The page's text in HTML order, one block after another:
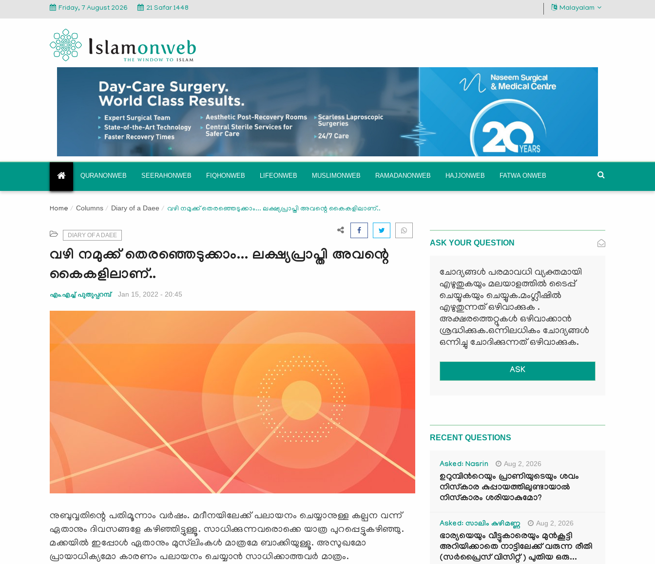
Friday, 7 August 2026 21 Safar 1448 Malayalam
QURANONWEB SEERAHONWEB FIQHONWEB LIFEONWEB MUSLIMONWEB RAMADANONWEB HAJJONWEB FATWA ONWEB
Home Columns Diary of a Daee വഴി നമുക്ക് തെരഞ്ഞെടുക്കാം... ലക്ഷ്യപ്രാപ്തി അവന്റെ കൈകളിലാണ്..
DIARY OF A DAEE
വഴി നമുക്ക് തെരഞ്ഞെടുക്കാം... ലക്ഷ്യപ്രാപ്തി അവന്റെ
കൈകളിലാണ്..
എം.എച്ച് പുതുപ്പറമ്പ് Jan 15, 2022 - 20:45
നുബുവ്വതിന്റെ പതിമൂന്നാം വര്‍ഷം. മദീനയിലേക്ക് പലായനം ചെയ്യാനുള്ള കല്പന വന്ന്
ഏതാനും ദിവസങ്ങളേ കഴിഞ്ഞിട്ടുള്ളൂ. സാധിക്കുന്നവരൊക്കെ യാത്ര പുറപ്പെട്ടുകഴിഞ്ഞു.
മക്കയില്‍ ഇപ്പോള്‍ ഏതാനും മുസ്‍ലിംകള്‍ മാത്രമേ ബാക്കിയുള്ളൂ. അസുഖമോ
പ്രായാധിക്യമോ കാരണം പലായനം ചെയ്യാന്‍ സാധിക്കാത്തവര്‍ മാത്രം.
ASK YOUR QUESTION
ചോദ്യങ്ങള്‍ പരമാവധി വ്യക്തമായി
എഴുതുകയും മലയാളത്തില്‍ ടൈപ്പ്
ചെയ്യുകയും ചെയ്യുക.മംഗ്ലീഷില്‍
എഴുതുന്നത് ഒഴിവാക്കുക .
അക്ഷരത്തെറ്റുകള്‍ ഒഴിവാക്കാന്‍
ശ്രദ്ധിക്കുക.ഒന്നിലധികം ചോദ്യങ്ങള്‍
ഒന്നിച്ചു ചോദിക്കുന്നത് ഒഴിവാക്കുക.
ASK
RECENT QUESTIONS
Asked: Nasrin Aug 2, 2026
ഉറുമ്പിന്‍റെയും പ്രാണിയുടെയും ശവം
നിസ്കാര കുപ്പായത്തിലുണ്ടായാൽ
നിസ്കാരം ശരിയാകുമോ?
Asked: സാലിം കുഴിമണ്ണ Aug 2, 2026
ഭാര്യയെയും വീട്ടുകാരെയും മുൻകൂട്ടി
അറിയിക്കാതെ നാട്ടിലേക്ക് വരുന്ന രീതി
(സർപ്രൈസ് വിസിറ്റ് ) പുതിയ ഒരു...